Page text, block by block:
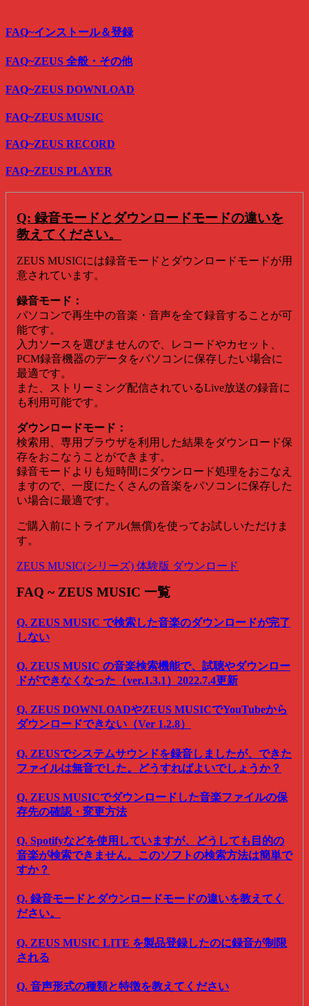
FAQ~インストール＆登録
FAQ~ZEUS 全般・その他
FAQ~ZEUS DOWNLOAD
FAQ~ZEUS MUSIC
FAQ~ZEUS RECORD
FAQ~ZEUS PLAYER
Q: 録音モードとダウンロードモードの違いを
教えてください。
ZEUS MUSICには録音モードとダウンロードモードが用
意されています。
録音モード：
パソコンで再生中の音楽・音声を全て録音することが可
能です。
入力ソースを選びませんので、レコードやカセット、
PCM録音機器のデータをパソコンに保存したい場合に
最適です。
また、ストリーミング配信されているLive放送の録音に
も利用可能です。
ダウンロードモード：
検索用、専用ブラウザを利用した結果をダウンロード保
存をおこなうことができます。
録音モードよりも短時間にダウンロード処理をおこなえ
ますので、一度にたくさんの音楽をパソコンに保存した
い場合に最適です。
ご購入前にトライアル(無償)を使ってお試しいただけま
す。
ZEUS MUSIC(シリーズ) 体験版 ダウンロード
FAQ ~ ZEUS MUSIC 一覧
Q. ZEUS MUSIC で検索した音楽のダウンロードが完了
しない
Q. ZEUS MUSIC の音楽検索機能で、試聴やダウンロー
ドができなくなった（ver.1.3.1）2022.7.4更新
Q. ZEUS DOWNLOADやZEUS MUSICでYouTubeから
ダウンロードできない（Ver 1.2.8）
Q. ZEUSでシステムサウンドを録音しましたが、できた
ファイルは無音でした。どうすればよいでしょうか？
Q. ZEUS MUSICでダウンロードした音楽ファイルの保
存先の確認・変更方法
Q. Spotifyなどを使用していますが、どうしても目的の
音楽が検索できません。このソフトの検索方法は簡単で
すか？
Q. 録音モードとダウンロードモードの違いを教えてく
ださい。
Q. ZEUS MUSIC LITE を製品登録したのに録音が制限
される
Q. 音声形式の種類と特徴を教えてください